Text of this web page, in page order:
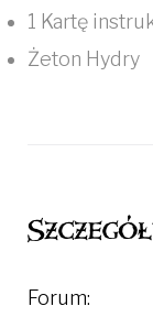
1 Kartę
Żeton Hydry
Forum: